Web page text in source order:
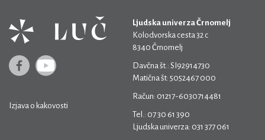
Izjava o kakovosti
Ljudska univerza Črnomelj
Kolodvorska cesta 32 c
8340 Črnomelj
Davčna št.: SI92914730
Matična št: 5052467 000
Račun: 01217-6030714481
Tel.: 07 30 61 390
Ljudska univerza: 031 377 061